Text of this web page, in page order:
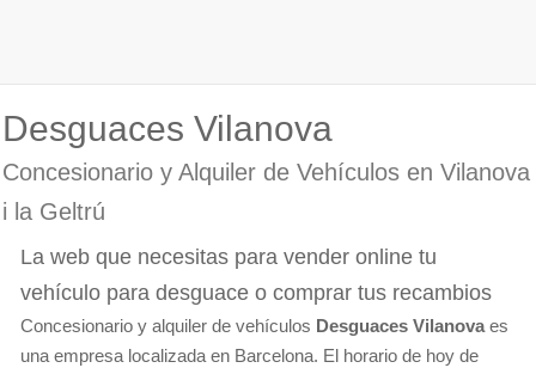
Desguaces Vilanova
Concesionario y Alquiler de Vehículos en Vilanova
i la Geltrú
La web que necesitas para vender online tu
vehículo para desguace o comprar tus recambios
Concesionario y alquiler de vehículos Desguaces Vilanova es
una empresa localizada en Barcelona. El horario de hoy de